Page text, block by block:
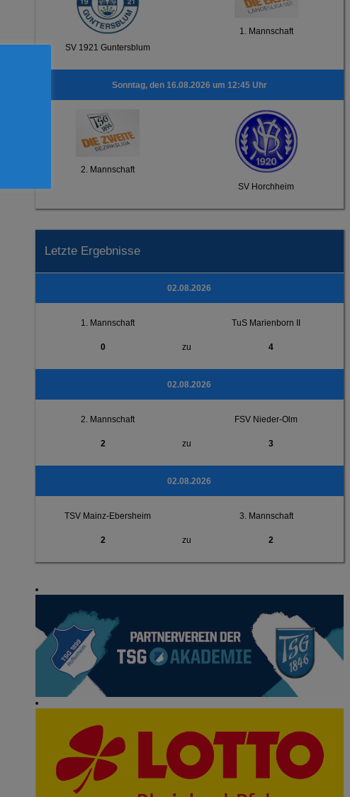
SV 1921 Guntersblum
1. Mannschaft
Sonntag, den 16.08.2026 um 12:45 Uhr
2. Mannschaft
SV Horchheim
Letzte Ergebnisse
02.08.2026
1. Mannschaft TuS Marienborn II
0 zu 4
02.08.2026
2. Mannschaft FSV Nieder-Olm
2 zu 3
02.08.2026
TSV Mainz-Ebersheim 3. Mannschaft
2 zu 2